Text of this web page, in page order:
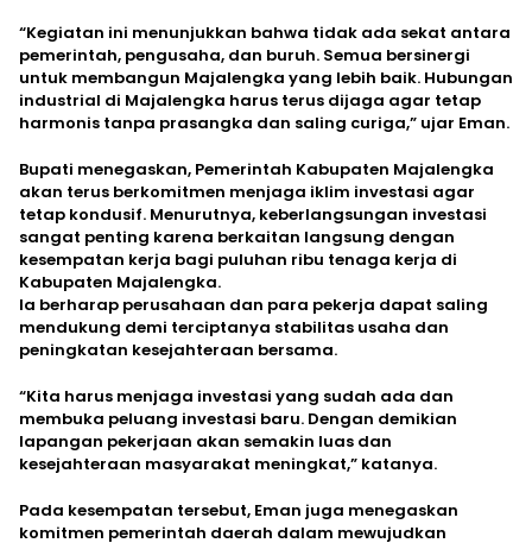
“Kegiatan ini menunjukkan bahwa tidak ada sekat antara
pemerintah, pengusaha, dan buruh. Semua bersinergi
untuk membangun Majalengka yang lebih baik. Hubungan
industrial di Majalengka harus terus dijaga agar tetap
harmonis tanpa prasangka dan saling curiga,” ujar Eman.
Bupati menegaskan, Pemerintah Kabupaten Majalengka
akan terus berkomitmen menjaga iklim investasi agar
tetap kondusif. Menurutnya, keberlangsungan investasi
sangat penting karena berkaitan langsung dengan
kesempatan kerja bagi puluhan ribu tenaga kerja di
Kabupaten Majalengka.
Ia berharap perusahaan dan para pekerja dapat saling
mendukung demi terciptanya stabilitas usaha dan
peningkatan kesejahteraan bersama.
“Kita harus menjaga investasi yang sudah ada dan
membuka peluang investasi baru. Dengan demikian
lapangan pekerjaan akan semakin luas dan
kesejahteraan masyarakat meningkat,” katanya.
Pada kesempatan tersebut, Eman juga menegaskan
komitmen pemerintah daerah dalam mewujudkan